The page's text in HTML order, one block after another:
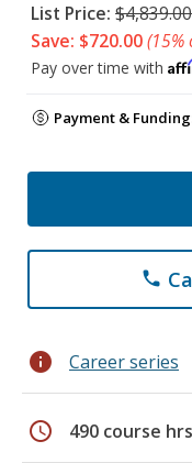
List Price: $4,839.00
Save: $720.00(15%
Pay over time with
Payment &
phone
info Career series
schedule 490 course hrs